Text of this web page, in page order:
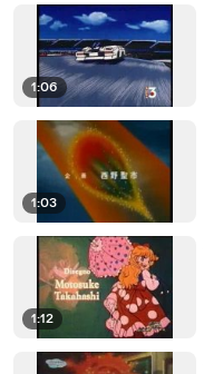
1:06
1:03
1:12